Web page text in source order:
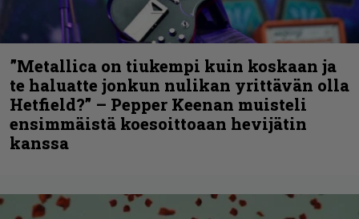
”Metallica on tiukempi kuin koskaan ja
te haluatte jonkun nulikan yrittävän olla
Hetfield?” – Pepper Keenan muisteli
ensimmäistä koesoittoaan hevijätin
kanssa